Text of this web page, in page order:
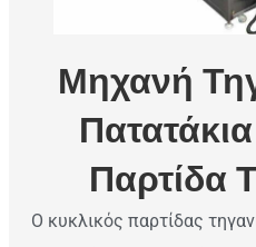
Μηχανή
Παρτίδα
Ο κυκλικός παρτίδας